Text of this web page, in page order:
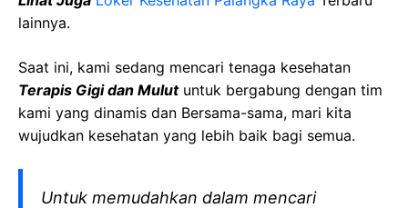
lainnya.
Saat ini, kami sedang mencari tenaga kesehatan
Terapis Gigi dan Mulutuntuk bergabung dengan tim
kami yang dinamis dan Bersama-sama, mari kita
wujudkan kesehatan yang lebih baik bagi semua.
Untuk memudahkan dalam mencari